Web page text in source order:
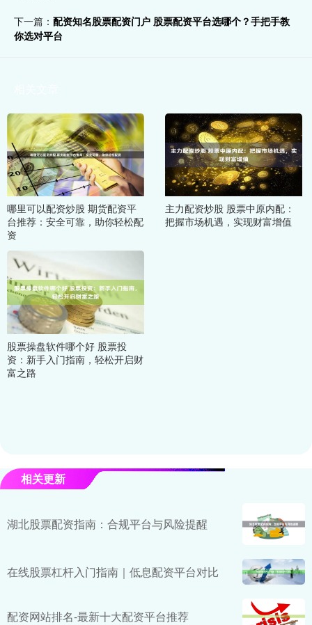
下一篇： 配资知名股票配资门户 股票配资平台选哪个？手把手教
你选对平台
哪里可以配资炒股 期货配资平
台推荐：安全可靠，助你轻松配
资
主力配资炒股 股票中原内配：
把握市场机遇，实现财富增值
股票操盘软件哪个好 股票投
资：新手入门指南，轻松开启财
富之路
相关更新
湖北股票配资指南：合规平台与风险提醒
在线股票杠杆入门指南｜低息配资平台对比
配资网站排名-最新十大配资平台推荐